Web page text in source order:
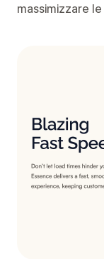
massimizzare